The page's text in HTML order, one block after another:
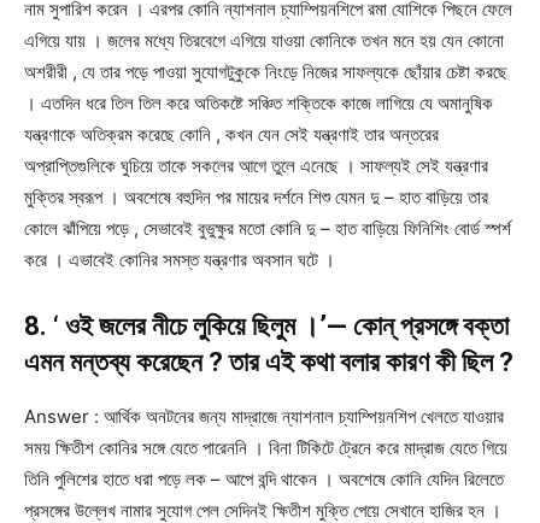
নাম সুপারিশ করেন । এরপর কোনি ন্যাশনাল চ্যাম্পিয়নশিপে রমা যোশিকে পিছনে ফেলে
এগিয়ে যায় । জলের মধ্যে তিরবেগে এগিয়ে যাওয়া কোনিকে তখন মনে হয় যেন কোনো
অশরীরী , যে তার পড়ে পাওয়া সুযোগটুকুকে নিংড়ে নিজের সাফল্যকে ছোঁয়ার চেষ্টা করছে
। এতদিন ধরে তিল তিল করে অতিকষ্টে সঞ্চিত শক্তিকে কাজে লাগিয়ে যে অমানুষিক
যন্ত্রণাকে অতিক্রম করেছে কোনি , কখন যেন সেই যন্ত্রণাই তার অন্তরের
অপ্রাপ্তিগুলিকে ঘুচিয়ে তাকে সকলের আগে তুলে এনেছে । সাফল্যই সেই যন্ত্রণার
মুক্তির স্বরূপ । অবশেষে বহুদিন পর মায়ের দর্শনে শিশু যেমন দু – হাত বাড়িয়ে তার
কোলে ঝাঁপিয়ে পড়ে , সেভাবেই বুভুক্ষুর মতো কোনি দু – হাত বাড়িয়ে ফিনিশিং বোর্ড স্পর্শ
করে । এভাবেই কোনির সমস্ত যন্ত্রণার অবসান ঘটে ।
8. ‘ ওই জলের নীচে লুকিয়ে ছিলুম ।’— কোন্ প্রসঙ্গে বক্তা
এমন মন্তব্য করেছেন ? তার এই কথা বলার কারণ কী ছিল ?
Answer : আর্থিক অনটনের জন্য মাদ্রাজে ন্যাশনাল চ্যাম্পিয়নশিপ খেলতে যাওয়ার
সময় ক্ষিতীশ কোনির সঙ্গে যেতে পারেননি । বিনা টিকিটে ট্রেনে করে মাদ্রাজ যেতে গিয়ে
তিনি পুলিশের হাতে ধরা পড়ে লক – আপে বন্দি থাকেন । অবশেষে কোনি যেদিন রিলেতে
প্রসঙ্গের উল্লেখ নামার সুযোগ পেল সেদিনই ক্ষিতীশ মুক্তি পেয়ে সেখানে হাজির হন ।